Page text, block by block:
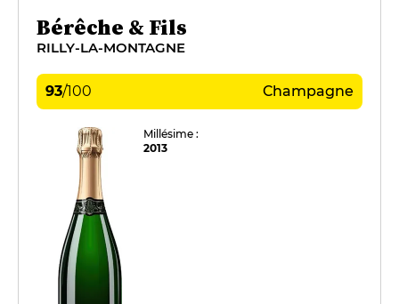
Bérêche & Fils
RILLY-LA-MONTAGNE
93/100 Champagne
Millésime :
2013